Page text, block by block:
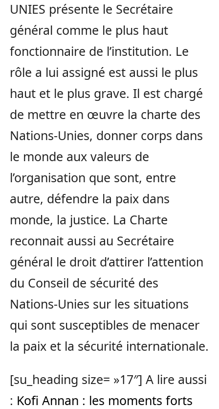
UNIES présente le Secrétaire
général comme le plus haut
fonctionnaire de l’institution. Le
rôle a lui assigné est aussi le plus
haut et le plus grave. Il est chargé
de mettre en œuvre la charte des
Nations-Unies, donner corps dans
le monde aux valeurs de
l’organisation que sont, entre
autre, défendre la paix dans
monde, la justice. La Charte
reconnait aussi au Secrétaire
général le droit d’attirer l’attention
du Conseil de sécurité des
Nations-Unies sur les situations
qui sont susceptibles de menacer
la paix et la sécurité internationale.
[su_heading size= »17″] A lire aussi
: Kofi Annan : les moments forts